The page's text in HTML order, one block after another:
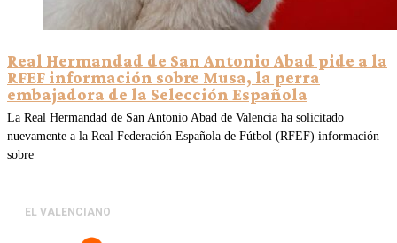
Real Hermandad de San Antonio Abad pide a la
RFEF información sobre Musa, la perra
embajadora de la Selección Española
La Real Hermandad de San Antonio Abad de Valencia ha solicitado
nuevamente a la Real Federación Española de Fútbol (RFEF) información
sobre
EL VALENCIANO